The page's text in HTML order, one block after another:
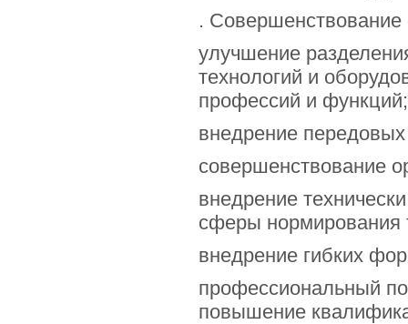
. Совершенствование
улучшение
технологий и
профессий и функций;
внедрение
совершенствование
внедрение
сферы нормирования
внедрение гибких
профессиональный
повышение